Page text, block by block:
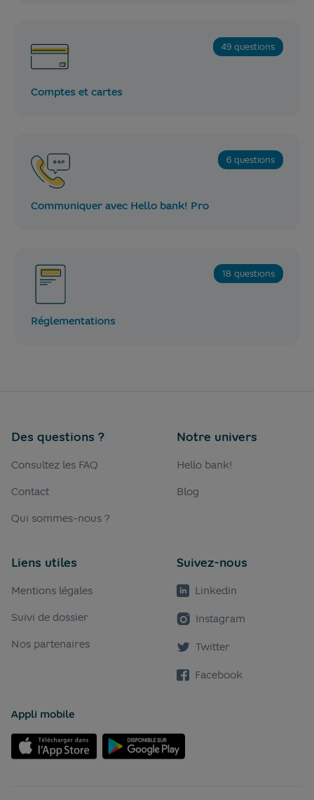
49 questions
Comptes et cartes
6 questions
Communiquer avec Hello bank! Pro
18 questions
Réglementations
Des questions ?
Consultez les FAQ
Contact
Qui sommes-nous ?
Notre univers
Hello bank!
Blog
Liens utiles
Mentions légales
Suivi de dossier
Nos partenaires
Suivez-nous
Linkedin
Instagram
Twitter
Facebook
Appli mobile